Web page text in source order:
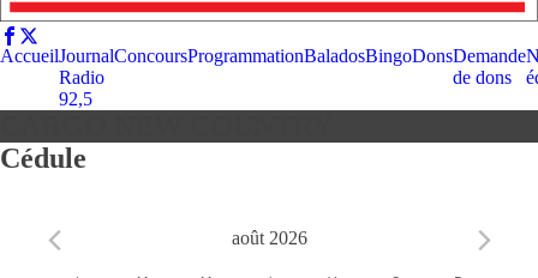
AccueilJournal
Radio
92,5
ConcoursProgrammationBaladosBingoDonsDemande
de dons
Cédule
août 2026